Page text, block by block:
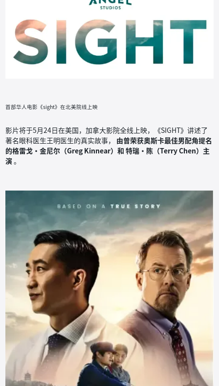
首部华人电影《sight》在北美院线上映
影片将于5月24日在美国，加拿大影院全线上映，《SIGHT》讲述了
著名眼科医生王明医生的真实故事， 由曾荣获奥斯卡最佳男配角提名
的格雷戈·金尼尔（Greg Kinnear）和 特瑞·陈（Terry Chen）主
演 。